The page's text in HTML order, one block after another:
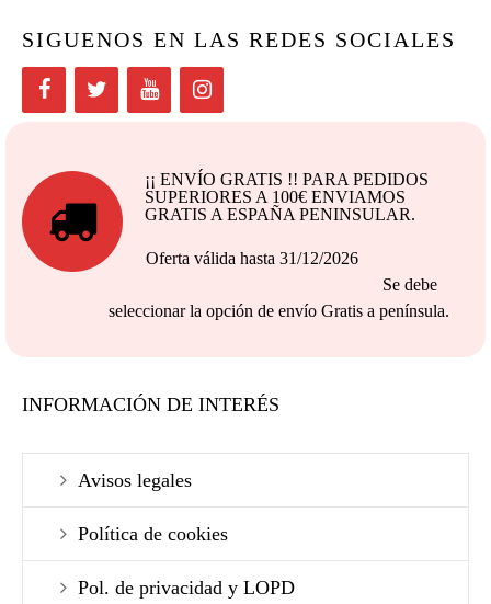
SIGUENOS EN LAS REDES SOCIALES
¡¡ ENVÍO GRATIS !! PARA PEDIDOS
SUPERIORES A 100€ ENVIAMOS
GRATIS A ESPAÑA PENINSULAR.
Oferta válida hasta 31/12/2026
Se debe
seleccionar la opción de envío Gratis a península.
INFORMACIÓN DE INTERÉS
Avisos legales
Política de cookies
Pol. de privacidad y LOPD